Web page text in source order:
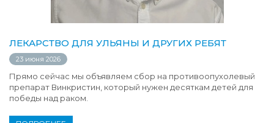
ЛЕКАРСТВО ДЛЯ УЛЬЯНЫ И ДРУГИХ РЕБЯТ
23 июня 2026
Прямо сейчас мы объявляем сбор на противоопухолевый
препарат Винкристин, который нужен десяткам детей для
победы над раком.